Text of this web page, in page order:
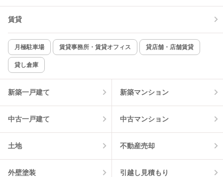
新着のみ インターネット無料
該当件数:
10
賃貸
月極駐車場 賃貸事務所・賃貸オフィス 貸店舗・店舗賃貸
貸し倉庫
新築一戸建て 新築マンション
中古一戸建て 中古マンション
土地 不動産売却
外壁塗装 引越し見積もり